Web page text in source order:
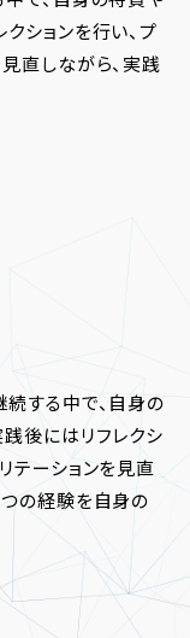
ションを行い、プ
直しながら、実践
する中で、自身の
後にはリフレクシ
テーションを見直
つの経験を自身の